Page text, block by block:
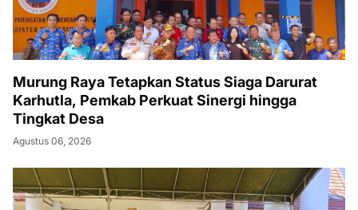
Murung Raya Tetapkan Status Siaga Darurat
Karhutla, Pemkab Perkuat Sinergi hingga
Tingkat Desa
Agustus 06, 2026